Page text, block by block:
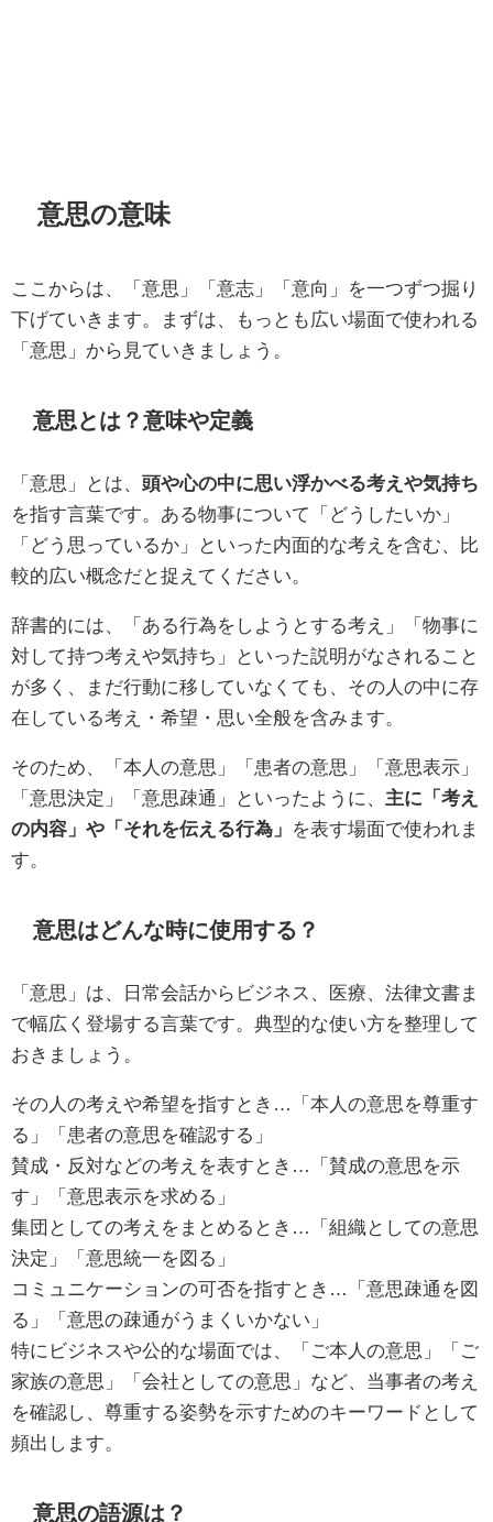
意思の意味
ここからは、「意思」「意志」「意向」を一つずつ掘り
下げていきます。まずは、もっとも広い場面で使われる
「意思」から見ていきましょう。
意思とは？意味や定義
「意思」とは、 頭や心の中に思い浮かべる考えや気持ち
を指す言葉です。ある物事について「どうしたいか」
「どう思っているか」といった内面的な考えを含む、比
較的広い概念だと捉えてください。
辞書的には、「ある行為をしようとする考え」「物事に
対して持つ考えや気持ち」といった説明がなされること
が多く、まだ行動に移していなくても、その人の中に存
在している考え・希望・思い全般を含みます。
そのため、「本人の意思」「患者の意思」「意思表示」
「意思決定」「意思疎通」といったように、 主に「考え
の内容」や「それを伝える行為」
を表す場面で使われま
す。
意思はどんな時に使用する？
「意思」は、日常会話からビジネス、医療、法律文書ま
で幅広く登場する言葉です。典型的な使い方を整理して
おきましょう。
その人の考えや希望を指すとき…「本人の意思を尊重す
る」「患者の意思を確認する」
賛成・反対などの考えを表すとき…「賛成の意思を示
す」「意思表示を求める」
集団としての考えをまとめるとき…「組織としての意思
決定」「意思統一を図る」
コミュニケーションの可否を指すとき…「意思疎通を図
る」「意思の疎通がうまくいかない」
特にビジネスや公的な場面では、「ご本人の意思」「ご
家族の意思」「会社としての意思」など、当事者の考え
を確認し、尊重する姿勢を示すためのキーワードとして
頻出します。
意思の語源は？